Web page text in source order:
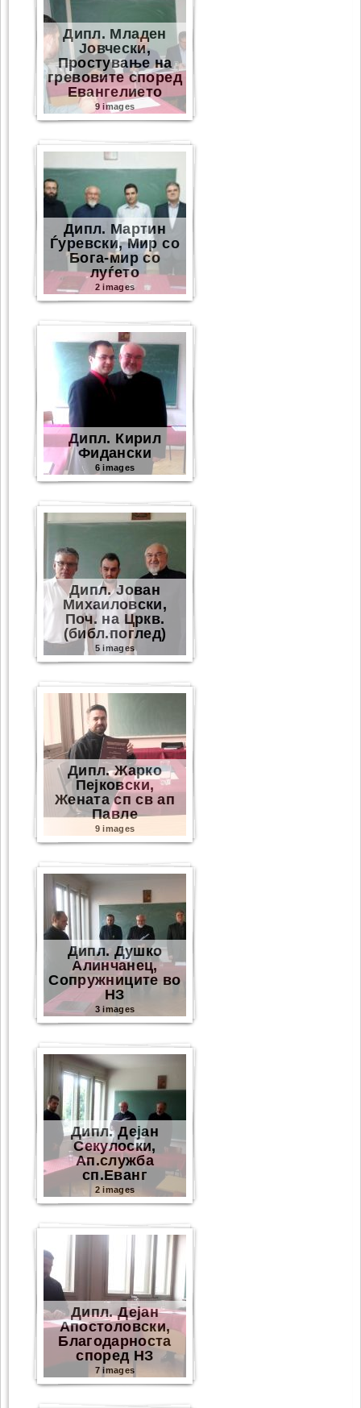
Дипл. Младен
Јовчески,
Простување на
гревовите според
Eвангелието
9 images
Дипл. Мартин
Ѓуревски, Мир со
Бога-мир со
луѓето
2 images
Дипл. Кирил
Фидански
6 images
Дипл. Јован
Михаиловски,
Поч. на Цркв.
(библ.поглед)
5 images
Дипл. Жарко
Пејковски,
Жената сп св ап
Павле
9 images
Дипл. Душко
Алинчанец,
Сопружниците во
НЗ
3 images
Дипл. Дејан
Секулоски,
Ап.служба
сп.Еванг
2 images
Дипл. Дејан
Апостоловски,
Благодарноста
според НЗ
7 images